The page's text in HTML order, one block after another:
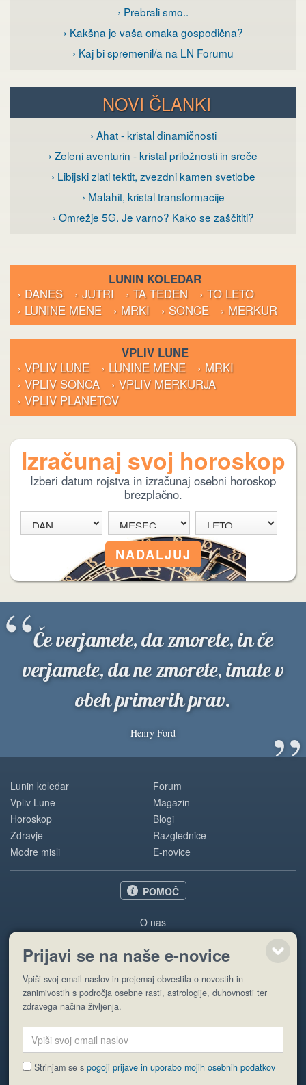
› Prebrali smo..
› Kakšna je vaša omaka gospodična?
› Kaj bi spremenil/a na LN Forumu
NOVI ČLANKI
› Ahat - kristal dinamičnosti
› Zeleni aventurin - kristal priložnosti in sreče
› Libijski zlati tektit, zvezdni kamen svetlobe
› Malahit, kristal transformacije
› Omrežje 5G. Je varno? Kako se zaščititi?
LUNIN KOLEDAR
› DANES
› JUTRI › TA TEDEN
› TO LETO
› LUNINE MENE
› MRKI › SONCE › MERKUR
VPLIV LUNE
› VPLIV LUNE
› LUNINE MENE
› MRKI
› VPLIV SONCA
› VPLIV MERKURJA
› VPLIV PLANETOV
Izračunaj svoj horoskop
Izberi datum rojstva in izračunaj osebni horoskop
brezplačno.
Če verjamete, da zmorete, in če
verjamete, da ne zmorete, imate v
obeh primerih prav.
Henry Ford ”
“
Lunin koledar
Vpliv Lune
Horoskop
Zdravje
Modre misli
Forum
Magazin
Blogi
Razglednice
E-novice
POMOČ
O nas
Pogoji uporabe
Pošlji stran
Prijavi se na naše e-novice
Vpiši svoj email naslov in prejemaj obvestila o novostih in
zanimivostih s področja osebne rasti, astrologije, duhovnosti ter
zdravega načina življenja.
Strinjam se spogoji prijave in uporabo mojih osebnih podatkov